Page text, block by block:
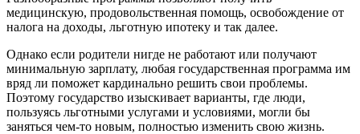
медицинскую, продовольственная помощь, освобождение от
налога на доходы, льготную ипотеку и так далее.
Однако если родители нигде не работают или получают
минимальную зарплату, любая государственная программа им
вряд ли поможет кардинально решить свои проблемы.
Поэтому государство изыскивает варианты, где люди,
пользуясь льготными услугами и условиями, могли бы
заняться чем-то новым, полностью изменить свою жизнь.